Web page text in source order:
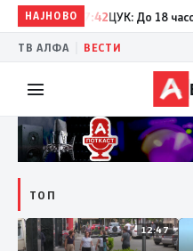
НАЈНОВО
17:42 ЦУК: До 18 часот
ТВ АЛФА ВЕСТИ
ТОП
12:50 12:47